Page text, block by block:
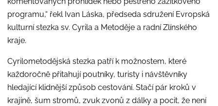
programu,“ řekl Ivan Láska, předseda sdružení Evropská
kulturní stezka sv. Cyrila a Metoděje a radní Zlínského
kraje.
Cyrilometodějská stezka patří k možnostem, které
každoročně přitahují poutníky, turisty i návštěvníky
hledající klidnější způsob cestování. Stačí pár kroků v
krajině, šum stromů, zvuk zvonů z dálky a pocit, že není